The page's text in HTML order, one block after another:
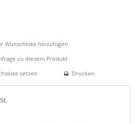
Wunschliste hinzufügen
zu diesem Produkt
setzen
Drucken